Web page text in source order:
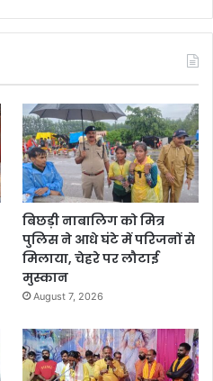
बिछड़ी नाबालिग को मित्र
पुलिस ने आधे घंटे में परिजनों से
मिलाया, चेहरे पर लौटाई
मुस्कान
August 7, 2026